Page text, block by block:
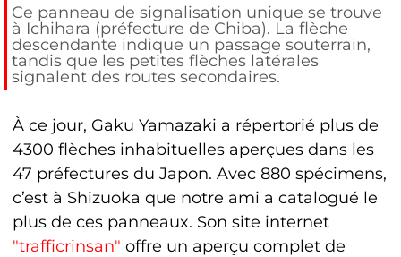
Ce panneau de signalisation unique se trouve
à Ichihara (préfecture de Chiba). La flèche
descendante indique un passage souterrain,
tandis que les petites flèches latérales
signalent des routes secondaires.
À ce jour, Gaku Yamazaki a répertorié plus de
4300 flèches inhabituelles aperçues dans les
47 préfectures du Japon. Avec 880 spécimens,
c’est à Shizuoka que notre ami a catalogué le
plus de ces panneaux. Son site internet
"trafficrinsan" offre un aperçu complet de